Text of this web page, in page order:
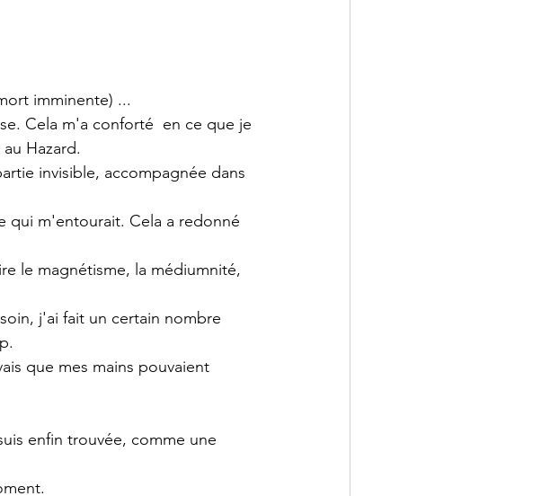
imminente) ...
Cela m'a conforté  en ce que je
Hazard.
invisible, accompagnée dans
qui m'entourait. Cela a redonné
le magnétisme, la médiumnité,
soin, j'ai fait un certain nombre
que mes mains pouvaient
enfin trouvée, comme une